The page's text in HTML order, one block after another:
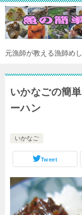
元漁師が教える漁師め
いかなごの簡
ーハン
いかなご
Tweet